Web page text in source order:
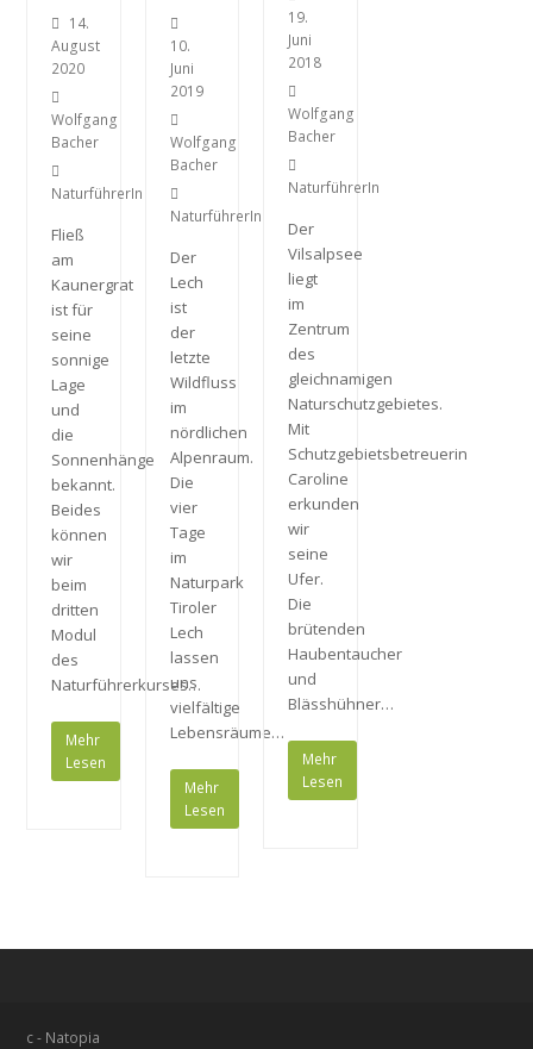
14.
August
2020
Wolfgang
Bacher
NaturführerIn
Fließ
am
Kaunergrat
ist für
seine
sonnige
Lage
und
die
Sonnenhänge
bekannt.
Beides
können
wir
beim
dritten
Modul
des
Naturführerkurses…
Mehr
Lesen
10.
Juni
2019
Wolfgang
Bacher
NaturführerIn
Der
Lech
ist
der
letzte
Wildfluss
im
nördlichen
Alpenraum.
Die
vier
Tage
im
Naturpark
Tiroler
Lech
lassen
uns
vielfältige
Lebensräume…
Mehr
Lesen
19.
Juni
2018
Wolfgang
Bacher
NaturführerIn
Der
Vilsalpsee
liegt
im
Zentrum
des
gleichnamigen
Naturschutzgebietes.
Mit
Schutzgebietsbetreuerin
Caroline
erkunden
wir
seine
Ufer.
Die
brütenden
Haubentaucher
und
Blässhühner…
Mehr
Lesen
c - Natopia